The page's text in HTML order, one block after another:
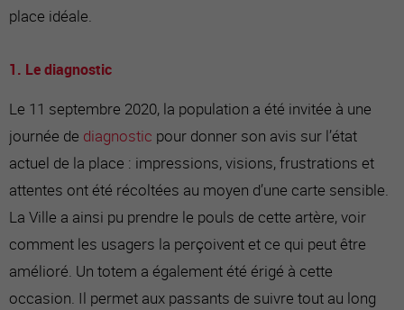
place idéale.
1. Le diagnostic
Le 11 septembre 2020, la population a été invitée à une
journée de diagnostic pour donner son avis sur l’état
actuel de la place : impressions, visions, frustrations et
attentes ont été récoltées au moyen d’une carte sensible.
La Ville a ainsi pu prendre le pouls de cette artère, voir
comment les usagers la perçoivent et ce qui peut être
amélioré. Un totem a également été érigé à cette
occasion. Il permet aux passants de suivre tout au long